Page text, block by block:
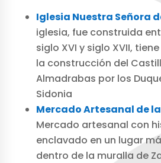
Iglesia Nuestra Señora
iglesia, fue construida
siglo XVI y siglo XVII,
la construcción del
Almadrabas por los
Sidonia
Mercado Artesanal de
Mercado artesanal con
enclavado en un lugar
dentro de la muralla de